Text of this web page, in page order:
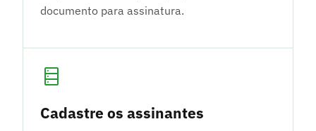
documento para assinatura.
Cadastre os assinantes